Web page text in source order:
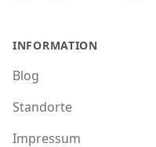
INFORMATION
Blog
Standorte
Impressum